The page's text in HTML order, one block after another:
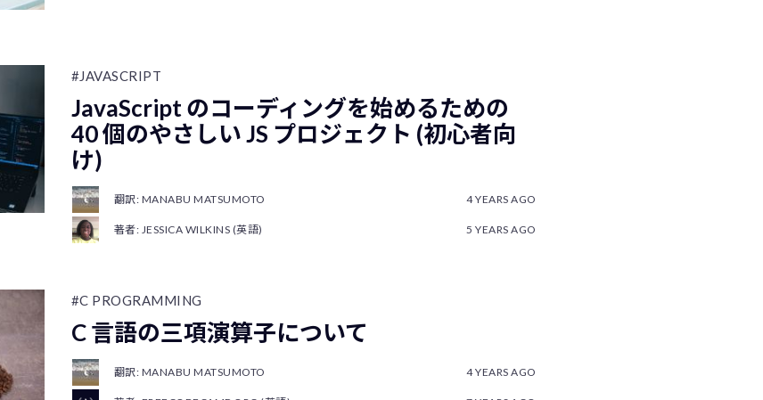
#JAVASCRIPT
JavaScript のコーディングを始めるための
40 個のやさしい JS プロジェクト (初心者向
け)
翻訳: MANABU MATSUMOTO 4 YEARS AGO
著者: JESSICA WILKINS (英語) 5 YEARS AGO
#C PROGRAMMING
C 言語の三項演算子について
翻訳: MANABU MATSUMOTO 4 YEARS AGO